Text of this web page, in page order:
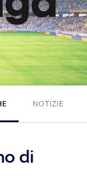
NOTIZIE
di